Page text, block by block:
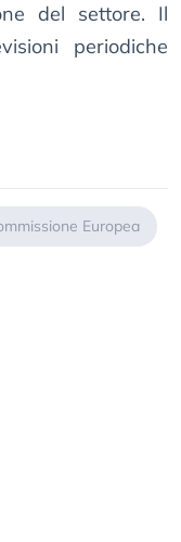
del settore. Il
periodiche
Europea